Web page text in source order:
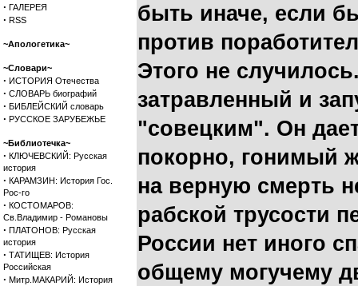
· ГАЛЕРЕЯ
· RSS
~Апологетика~
~Словари~
· ИСТОРИЯ Отечества
· СЛОВАРЬ биографий
· БИБЛЕЙСКИЙ словарь
· РУССКОЕ ЗАРУБЕЖЬЕ
~Библиотечка~
· КЛЮЧЕВСКИЙ: Русская
история
· КАРАМЗИН: История Гос.
Рос-го
· КОСТОМАРОВ:
Св.Владимир - Романовы
· ПЛАТОНОВ: Русская
история
· ТАТИЩЕВ: История
Российская
· Митр.МАКАРИЙ: История
быть иначе, если
против
Этого не
затравленный и
"совецким". Он
покорно, гонимый
на верную смерть
рабской трусости
России нет иного
общему могучему